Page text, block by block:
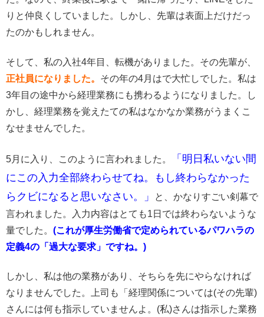
りと仲良くしていました。しかし、先輩は表面上だけだっ
たのかもしれません。
そして、私の入社4年目、転機がありました。その先輩が、
正社員になりました。 その年の4月はで大忙しでした。私は
3年目の途中から経理業務にも携わるようになりました。し
かし、経理業務を覚えたての私はなかなか業務がうまくこ
なせませんでした。
5月に入り、このように言われました。
「明日私いない間
にこの入力全部終わらせてね。もし終わらなかった
らクビになると思いなさい。」
と、かなりすごい剣幕で
言われました。入力内容はとても1日では終わらないような
量でした。 (これが厚生労働省で定められているパワハラの
定義4の「過大な要求」ですね。)
しかし、私は他の業務があり、そちらを先にやらなければ
なりませんでした。上司も「経理関係については(その先輩)
さんには何も指示していませんよ。(私)さんは指示した業務